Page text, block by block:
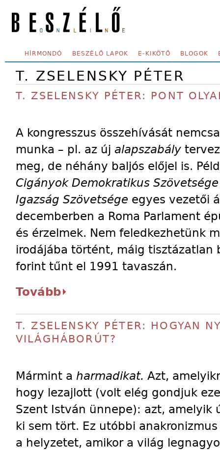
SECONDARY MENU
HÍRMONDÓ BESZÉLŐ LAPOK E-KIKÖTŐ BLOGOK
T. ZSELENSKY PÉTER
T. ZSELENSKY PÉTER: PONT
A kongresszus összehívását
munka – pl. az új alapszabály
meg, de néhány baljós előjel is.
Cigányok Demokratikus
Igazság Szövetsége egyes vezetői
decemberben a Roma Parlament
és érzelmek. Nem feledkezhetünk
irodájába történt, máig tisztázatlan
forint tűnt el 1991 tavaszán.
Tovább
T. ZSELENSKY PÉTER: HOGYAN
VILÁGHÁBORÚT?
Mármint a harmadikat. Azt,
hogy lezajlott (volt elég gondjuk
Szent István ünnepe): azt,
ki sem tört. Ez utóbbi
a helyzetet, amikor a világ